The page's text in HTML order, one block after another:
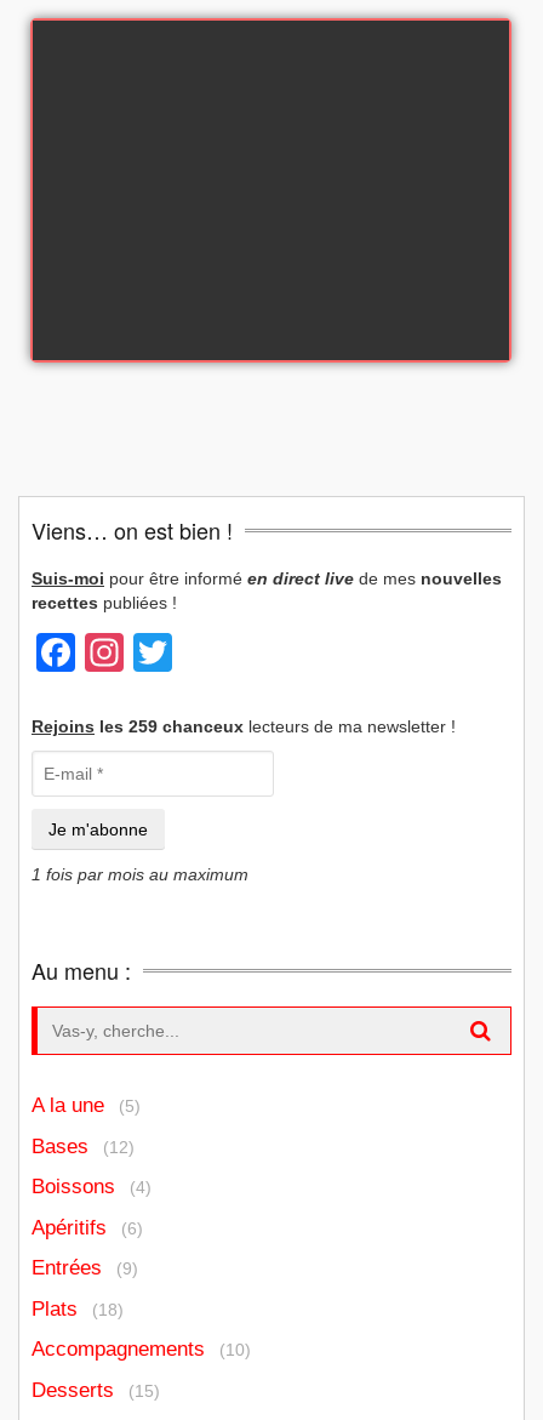
Viens… on est bien !
Suis-moi pour être informé en direct live de mes nouvelles
recettes publiées !
Facebook
Instagram
Rejoins les 259 chanceux lecteurs de ma newsletter !
1 fois par mois au maximum
Au menu :
A la une (5)
Bases (12)
Boissons (4)
Apéritifs (6)
Entrées (9)
Plats (18)
Accompagnements (10)
Desserts (15)